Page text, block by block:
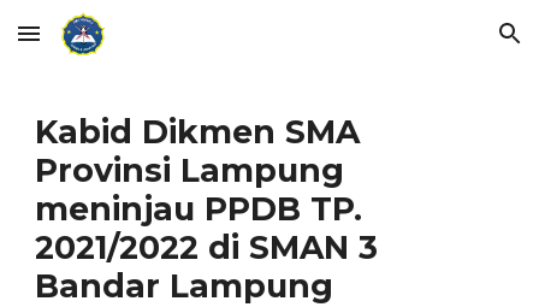
Skip to main content Skip to navigation
Kabid Dikmen SMA
Provinsi Lampung
meninjau PPDB TP.
2021/2022 di SMAN 3
Bandar Lampung